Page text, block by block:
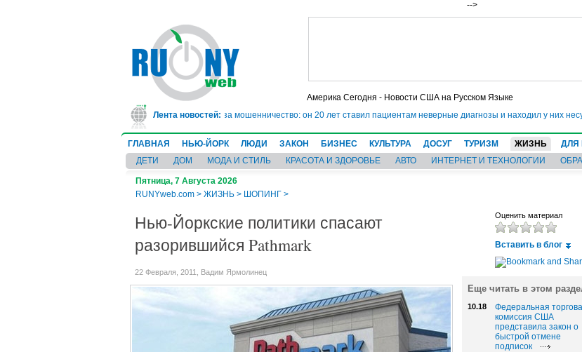
-->
Америка Сегодня - Новости США на Русском Языке
Лента новостей:
Техасе врач-ревматолог сядет в тюрьму на 10 лет за мошенничество: он 20 лет ставил пациентам неверные диагнозы и находил у них
ГЛАВНАЯ НЬЮ-ЙОРК ЛЮДИ ЗАКОН БИЗНЕС КУЛЬТУРА ДОСУГ ТУРИЗМ ЖИЗНЬ ДЛЯ
ДЕТИ
ДОМ МОДА И СТИЛЬ КРАСОТА И ЗДОРОВЬЕ АВТО ИНТЕРНЕТ И ТЕХНОЛОГИИ
Пятница, 7 Августа 2026
RUNYweb.com > ЖИЗНЬ > ШОПИНГ >
Оценить материал
Вставить в блог
Еще читать в этом
10.18
Федеральная
комиссия США
представила закон о
быстрой отмене
подписок
Нью-Йоркские политики спасают
разорившийся Pathmark
22 Февраля, 2011, Вадим Ярмолинец